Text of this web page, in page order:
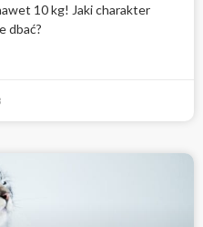
10 kg! Jaki charakter
dbać?